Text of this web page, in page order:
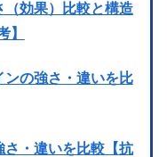
効果）比較と構造
】
ンの強さ・違いを比
さ・違いを比較【抗